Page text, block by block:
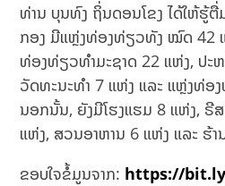
ທ່ານ ບຸນທົງ ຖິ່ນດອນໂຂງ ໄດ້ໃຫ້ຮູ້
ກອງ ມີແຫຼ່ງທ່ອງທ່ຽວທັງ ໝົດ 42
ທ່ອງທ່ຽວທຳມະຊາດ 22 ແຫ່ງ, ປະ
ວັດທະນະທຳ 7 ແຫ່ງ ແລະ ແຫຼ່ງທ່ອ
ນອກນັ້ນ, ຍັງມີໂຮງແຮມ 8 ແຫ່ງ, ຣີ
ແຫ່ງ, ສວນອາຫານ 6 ແຫ່ງ ແລະ ຮ້າ
ຂອບໃຈຂໍ້ມູນຈາກ: https://